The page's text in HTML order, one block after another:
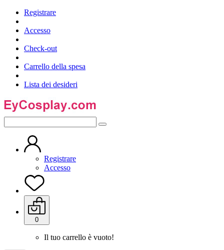
Registrare
Accesso
Check-out
Carrello della spesa
Lista dei desideri
Registrare
Accesso
0
Il tuo carrello è vuoto!